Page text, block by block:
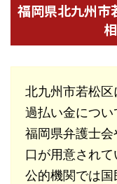
福岡県北九州市
北九州市若松
過払い金につ
福岡県弁護士
口が用意されて
公的機関では